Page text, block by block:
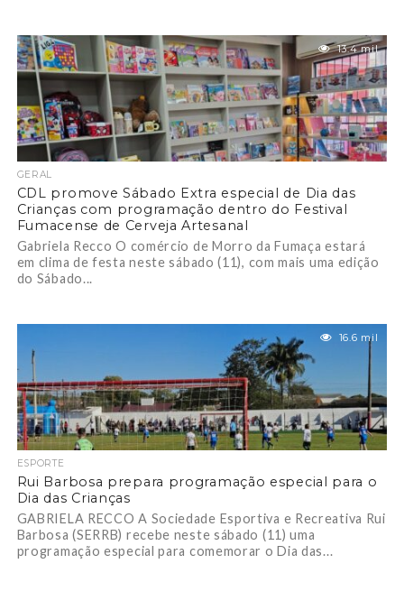
13.4 mil
GERAL
CDL promove Sábado Extra especial de Dia das
Crianças com programação dentro do Festival
Fumacense de Cerveja Artesanal
Gabriela Recco O comércio de Morro da Fumaça estará
em clima de festa neste sábado (11), com mais uma edição
do Sábado...
16.6 mil
ESPORTE
Rui Barbosa prepara programação especial para o
Dia das Crianças
GABRIELA RECCO A Sociedade Esportiva e Recreativa Rui
Barbosa (SERRB) recebe neste sábado (11) uma
programação especial para comemorar o Dia das...